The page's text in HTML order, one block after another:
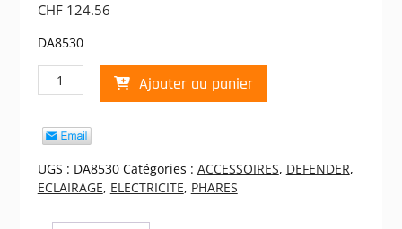
CHF124.56
DA8530
quantité
de
DEFENDER
Td5
LED
CLEAR
Ajouter au panier
UGS : DA8530 Catégories : ACCESSOIRES, DEFENDER,
ECLAIRAGE, ELECTRICITE, PHARES